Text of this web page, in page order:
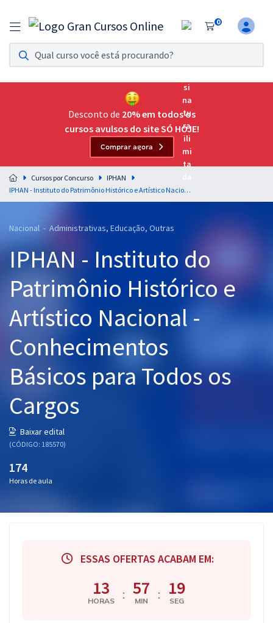
0
Assinatura Ilimitada 11
Acesso a todos os cursos. Teste grátis por 7 dias!
Assinatura OAB Até Passar
Acesso ilimitado a toda preparação para o Exame da
Residências Multiprofissionais
Preparação completa e intensiva para as principais
residências em saúde do Brasil
Cursos 20% OFF
Pós
Graduação
OAB
Mentorias
Questões grátis
Blog
Aprovados
Desconto de 20% em todos os
cursos avulsos do site SÓ HOJE!
Comprar agora
Cursos por Concurso
IPHAN
IPHAN - Instituto do Patrimônio Histórico e Artístico Nacional - Conhecimentos Básicos para Todos os Cargos
Nacional - Administrativas, Educação, Outras
IPHAN - Instituto do
Patrimônio Histórico e
Artístico Nacional -
Conhecimentos
Básicos para Todos os
Cargos
Baixar edital
(CÓDIGO: 185570)
174
Horas de aula
ESSAS OFERTAS ACABAM EM:
13
HORAS : 57
MIN : 19
SEG